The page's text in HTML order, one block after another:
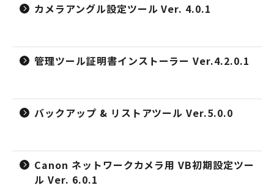
カメラアングル設定ツール Ver. 4.0.1
管理ツール証明書インストーラー Ver.4.2.0.1
バックアップ & リストアツール Ver.5.0.0
Canon ネットワークカメラ用 VB初期設定ツー
ル Ver. 6.0.1